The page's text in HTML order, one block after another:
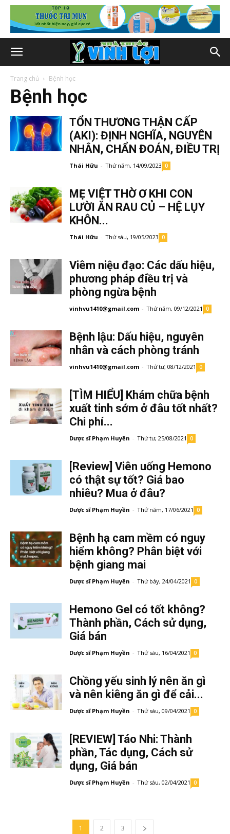
Trang chủ Bệnh học
Bệnh học
TỔN THƯƠNG THẬN CẤP
(AKI): ĐỊNH NGHĨA, NGUYÊN
NHÂN, CHẨN ĐOÁN, ĐIỀU TRỊ
Thái Hữu - Thứ năm, 14/09/2023 0
MẸ VIỆT THỜ Ơ KHI CON
LƯỜI ĂN RAU CỦ – HỆ LỤY
KHÔN...
Thái Hữu - Thứ sáu, 19/05/2023 0
Viêm niệu đạo: Các dấu hiệu,
phương pháp điều trị và
phòng ngừa bệnh
vinhvu1410@gmail.com - Thứ năm, 09/12/2021 0
Bệnh lậu: Dấu hiệu, nguyên
nhân và cách phòng tránh
vinhvu1410@gmail.com - Thứ tư, 08/12/2021 0
[TÌM HIỂU] Khám chữa bệnh
xuất tinh sớm ở đâu tốt nhất?
Chi phí...
Dược sĩ Phạm Huyền - Thứ tư, 25/08/2021 0
[Review] Viên uống Hemono
có thật sự tốt? Giá bao
nhiêu? Mua ở đâu?
Dược sĩ Phạm Huyền - Thứ năm, 17/06/2021 0
Bệnh hạ cam mềm có nguy
hiểm không? Phân biệt với
bệnh giang mai
Dược sĩ Phạm Huyền - Thứ bảy, 24/04/2021 0
Hemono Gel có tốt không?
Thành phần, Cách sử dụng,
Giá bán
Dược sĩ Phạm Huyền - Thứ sáu, 16/04/2021 0
Chồng yếu sinh lý nên ăn gì
và nên kiêng ăn gì để cải...
Dược sĩ Phạm Huyền - Thứ sáu, 09/04/2021 0
[REVIEW] Táo Nhi: Thành
phần, Tác dụng, Cách sử
dụng, Giá bán
Dược sĩ Phạm Huyền - Thứ sáu, 02/04/2021 0
1 2 3